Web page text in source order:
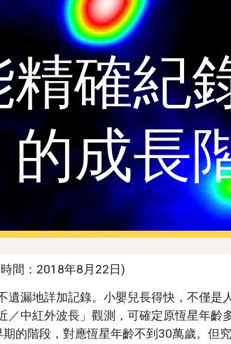
content
確紀
的成長
間：2018年8月22日)
漏地詳加記錄。小嬰兒長得快，不僅
中紅外波長」觀測，可確定原恆星年齡
的階段，對應恆星年齡不到30萬歲。但